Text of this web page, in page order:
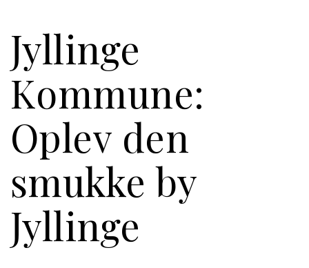
Jyllinge
Kommune:
Oplev den
smukke by
Jyllinge